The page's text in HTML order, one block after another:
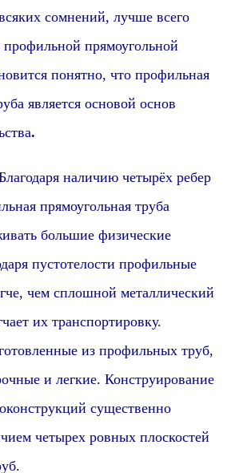
сомнений, лучше всего
профильнойпрямоугольной
понятно, чтопрофильная
является основой основ
.
четырёх ребер
наяпрямоугольная труба
большие физические
пустотелостипрофильные
чем сплошной металлический
их транспортировку.
изпрофильных труб,
и легкие. Конструирование
существенно
четырех ровных плоскостей